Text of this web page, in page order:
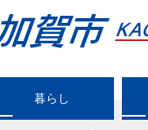
暮らし